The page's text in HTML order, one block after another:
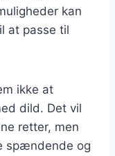
kan
at passe til
ikke at
dild. Det vil
retter, men
spændende og